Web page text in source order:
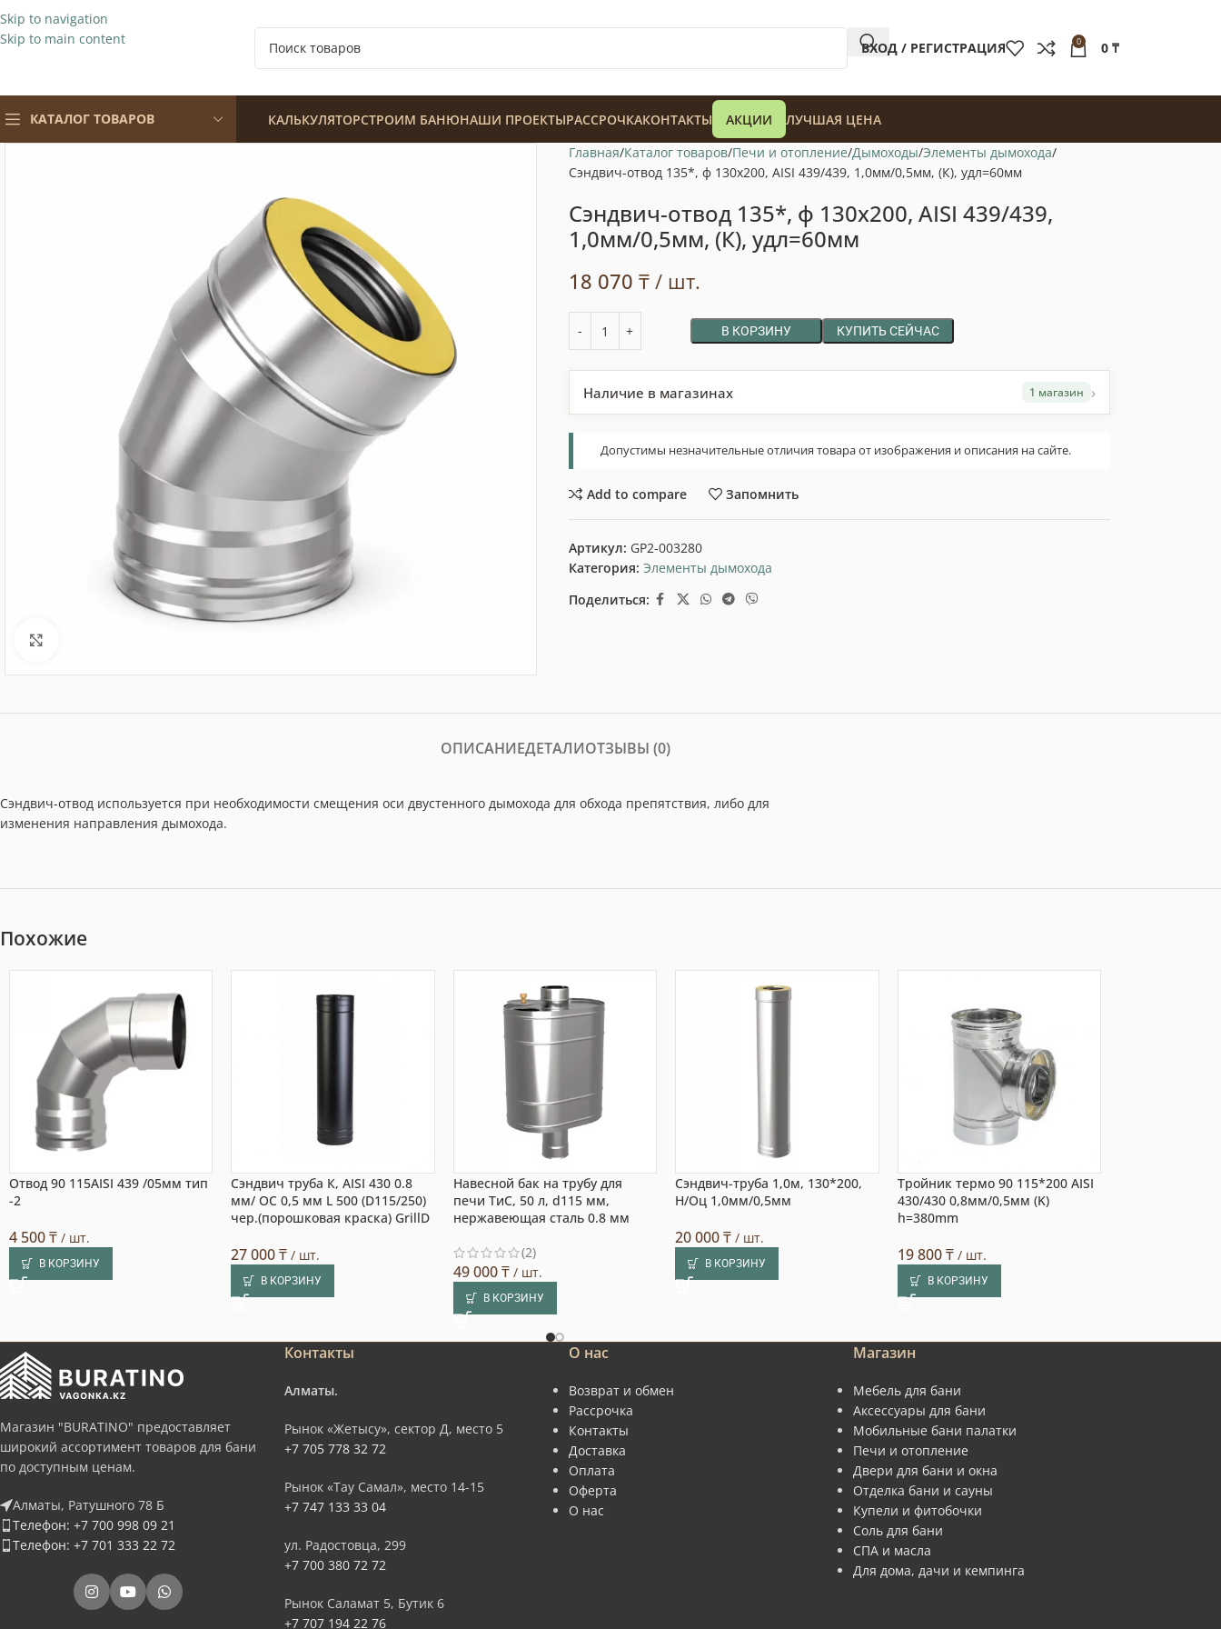
Skip to navigation
Skip to main content
ВХОД / РЕГИСТРАЦИЯ 0 0 ₸
КАТАЛОГ ТОВАРОВ
128 900 ₸
КАЛЬКУЛЯТОРСТРОИМ БАНЮНАШИ ПРОЕКТЫРАССРОЧКАКОНТАКТЫ АКЦИИ ЛУЧШАЯ ЦЕНА
Главная Каталог товаров Печи и отопление Дымоходы Элементы дымохода
Сэндвич-отвод 135*, ф 130х200, AISI 439/439, 1,0мм/0,5мм, (К), удл=60мм
Сэндвич-отвод 135*, ф 130х200, AISI 439/439,
1,0мм/0,5мм, (К), удл=60мм
18 070 ₸/ шт.
В КОРЗИНУ КУПИТЬ СЕЙЧАС
Наличие в магазинах 1 магазин ›
Допустимы незначительные отличия товара от изображения и описания на сайте.
Add to compare Запомнить
Артикул: GP2-003280
Категория: Элементы дымохода
Поделиться:
ОПИСАНИЕДЕТАЛИОТЗЫВЫ (0)
Сэндвич-отвод используется при необходимости смещения оси двустенного дымохода для обхода препятствия, либо для
изменения направления дымохода.
Похожие
Отвод 90 115AISI 439 /05мм тип
-2
4 500₸ / шт.
В КОРЗИНУ
Сэндвич труба К, AISI 430 0.8
мм/ ОС 0,5 мм L 500 (D115/250)
чер.(порошковая краска) GrillD
27 000₸ / шт.
В КОРЗИНУ
Навесной бак на трубу для
печи ТиС, 50 л, d115 мм,
нержавеющая сталь 0.8 мм
(2)
49 000₸/ шт.
В КОРЗИНУ
Сэндвич-труба 1,0м, 130*200,
Н/Оц 1,0мм/0,5мм
20 000₸ / шт.
В КОРЗИНУ
Тройник термо 90 115*200 AISI
430/430 0,8мм/0,5мм (K)
h=380mm
19 800₸/ шт.
В КОРЗИНУ
Магазин "BURATINO" предоставляет
широкий ассортимент товаров для бани
по доступным ценам.
Алматы, Ратушного 78 Б
Телефон: +7 700 998 09 21
Телефон: +7 701 333 22 72
Контакты
Алматы.
Рынок «Жетысу», сектор Д, место 5
+7 705 778 32 72
Рынок «Тау Самал», место 14-15
+7 747 133 33 04
ул. Радостовца, 299
+7 700 380 72 72
Рынок Саламат 5, Бутик 6
+7 707 194 22 76
О нас
Возврат и обмен
Рассрочка
Контакты
Доставка
Оплата
Оферта
О нас
Магазин
Мебель для бани
Аксессуары для бани
Мобильные бани палатки
Печи и отопление
Двери для бани и окна
Отделка бани и сауны
Купели и фитобочки
Соль для бани
СПА и масла
Для дома, дачи и кемпинга